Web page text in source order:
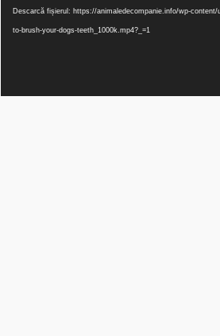
Descarcă fișierul: https://animaledecompanie.info/wp-content/
to-brush-your-dogs-teeth_1000k.mp4?_=1